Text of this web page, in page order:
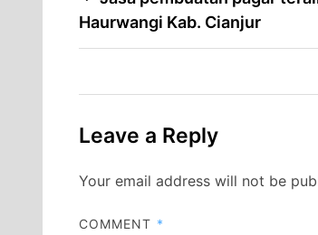
navigation
Haurwangi Kab. Cianjur
Leave a Reply
Your email address will not be
COMMENT *